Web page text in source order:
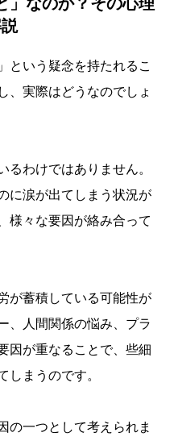
」なのか？その心理
という疑念を持たれるこ
、実際はどうなのでしょ
るわけではありません。
に涙が出てしまう状況が
様々な要因が絡み合って
が蓄積している可能性が
、人間関係の悩み、プラ
因が重なることで、些細
しまうのです。
の一つとして考えられま